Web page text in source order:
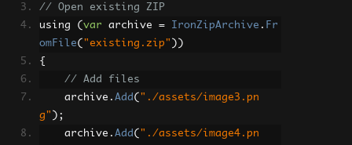
// Open existing ZIP
using ( var archive = IronZipArchive . Fr
omFile( "existing.zip" ))
{
// Add files
    archive
. Add ( "./assets/image3.pn
g" );
    archive
. Add ( "./assets/image4.pn